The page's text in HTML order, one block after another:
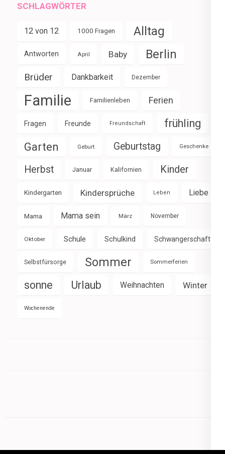
SCHLAGWÖRTER
12 von 12 1000 Fragen Alltag
Antworten April Baby Berlin
Brüder Dankbarkeit Dezember
Familie Familienleben Ferien
Fragen Freunde Freundschaft frühling
Garten Geburt Geburtstag Geschenke
Herbst Januar Kalifornien Kinder
Kindergarten Kindersprüche Leben Liebe
Mama Mama sein März November
Oktober Schule Schulkind Schwangerschaft
Selbstfürsorge Sommer Sommerferien
sonne Urlaub Weihnachten Winter
Wochenende